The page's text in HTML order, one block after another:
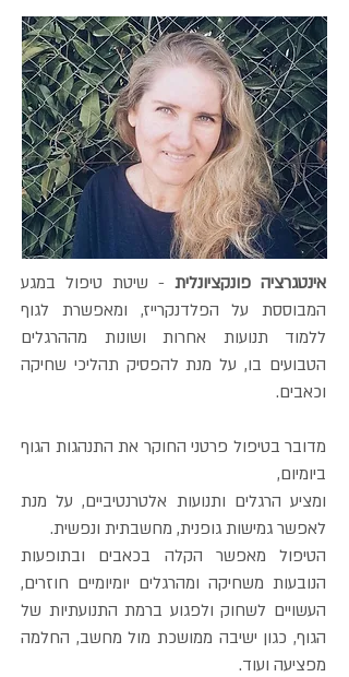
אינטגרציה פונקציונלית - שיטת טיפול במגע
המבוססת על הפלדנקרייז, ומאפשרת לגוף
ללמוד תנועות אחרות ושונות מההרגלים
הטבועים בו, על מנת להפסיק תהליכי שחיקה
וכאבים.
מדובר בטיפול פרטני החוקר את התנהגות הגוף
ביומיום,
ומציע הרגלים ותנועות אלטרנטיביים, על מנת
לאפשר גמישות גופנית, מחשבתית ונפשית.
הטיפול מאפשר הקלה בכאבים ובתופעות
הנובעות משחיקה ומהרגלים יומיומיים חוזרים,
העשויים לשחוק ולפגוע ברמת התנועתיות של
הגוף, כגון ישיבה ממושכת מול מחשב, החלמה
מפציעה ועוד.